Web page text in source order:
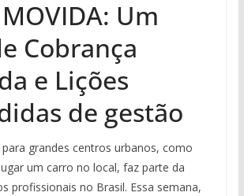
Um
Cobrança
e Lições
de gestão
grandes centros urbanos, como
um carro no local, faz parte da
profissionais no Brasil. Essa semana,